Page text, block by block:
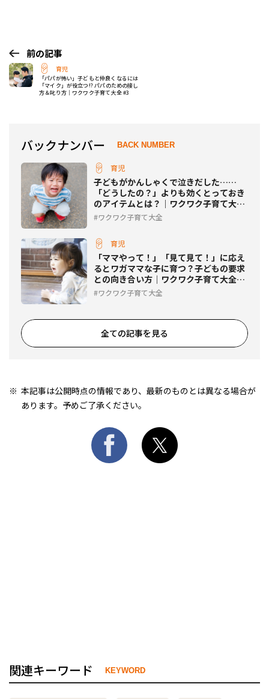
前の記事
育児
「パパが怖い」子どもと仲良くなるには
「マイク」が役立つ!? パパのための接し
方＆叱り方｜ワクワク子育て大全 #3
バックナンバー BACK NUMBER
育児
子どもがかんしゃくで泣きだした……
「どうしたの？」よりも効くとっておき
のアイテムとは？｜ワクワク子育て大全
#2ワクワク子育て大全
育児
「ママやって！」「見て見て！」に応え
るとワガママな子に育つ？子どもの要求
との向き合い方｜ワクワク子育て大全
#1ワクワク子育て大全
全ての記事を見る
本記事は公開時点の情報であり、最新のものとは異なる場合が
あります。予めご了承ください。
関連キーワード KEYWORD